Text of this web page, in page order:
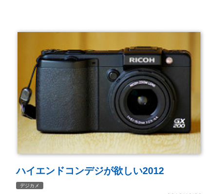
ハイエンドコンデジが欲しい2012
デジカメ